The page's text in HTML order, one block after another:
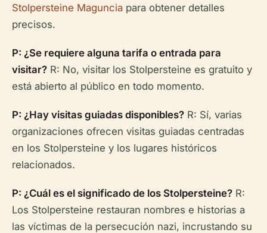
Stolpersteine Maguncia para obtener detalles
precisos.
P: ¿Se requiere alguna tarifa o entrada para
visitar? R: No, visitar los Stolpersteine es gratuito y
está abierto al público en todo momento.
P: ¿Hay visitas guiadas disponibles? R: Sí, varias
organizaciones ofrecen visitas guiadas centradas
en los Stolpersteine y los lugares históricos
relacionados.
P: ¿Cuál es el significado de los Stolpersteine? R:
Los Stolpersteine restauran nombres e historias a
las víctimas de la persecución nazi, incrustando su